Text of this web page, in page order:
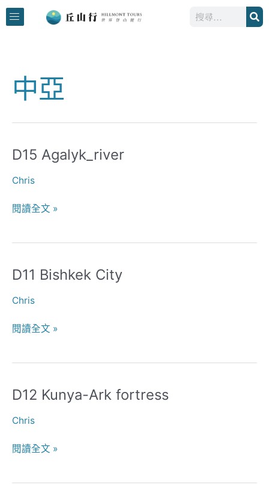
跳
至
搜
中亞
D15 Agalyk_river
Chris
D15
閱讀全文 »
D11 Bishkek City
Chris
D11
City
閱讀全文 »
D12 Kunya-Ark fortress
Chris
D12
Ark
閱讀全文 »